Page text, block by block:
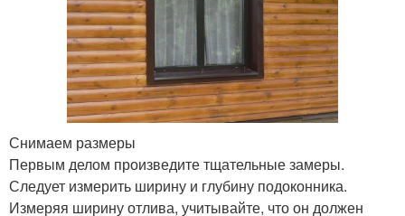
Снимаем размеры
Первым делом произведите тщательные замеры.
Следует измерить ширину и глубину подоконника.
Измеряя ширину отлива, учитывайте, что он должен